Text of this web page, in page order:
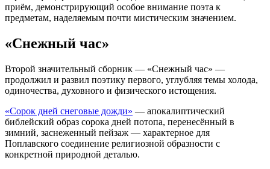
приём, демонстрирующий особое внимание поэта к
предметам, наделяемым почти мистическим значением.
«Снежный час»
Второй значительный сборник — «Снежный час» —
продолжил и развил поэтику первого, углубляя темы холода,
одиночества, духовного и физического истощения.
«Сорок дней снеговые дожди» — апокалиптический
библейский образ сорока дней потопа, перенесённый в
зимний, заснеженный пейзаж — характерное для
Поплавского соединение религиозной образности с
конкретной природной деталью.